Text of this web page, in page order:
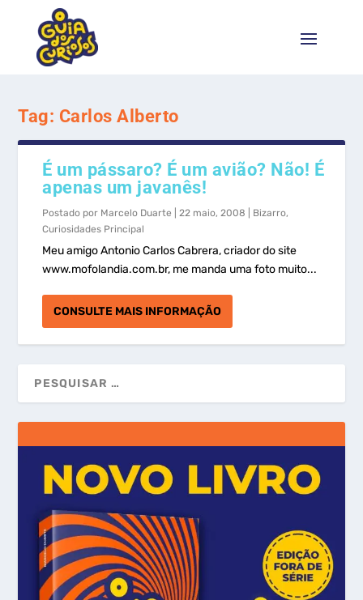
Tag: Carlos Alberto
É um pássaro? É um avião? Não! É
apenas um javanês!
Postado por Marcelo Duarte |22 maio, 2008 Bizarro,
Curiosidades Principal
Meu amigo Antonio Carlos Cabrera, criador do site
www.mofolandia.com.br, me manda uma foto muito...
CONSULTE MAIS INFORMAÇÃO